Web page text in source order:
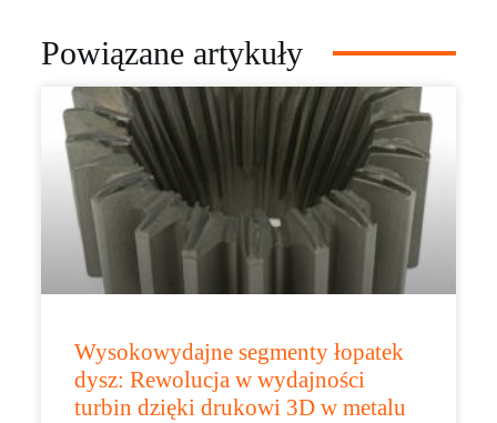
Powiązane artykuły
Wysokowydajne segmenty łopatek
dysz: Rewolucja w wydajności
turbin dzięki drukowi 3D w metalu